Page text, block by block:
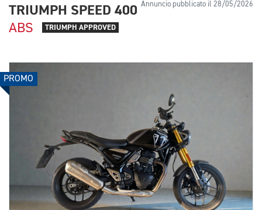
Annuncio pubblicato il 28/05/2026
TRIUMPH SPEED 400
ABS TRIUMPH APPROVED
PROMO